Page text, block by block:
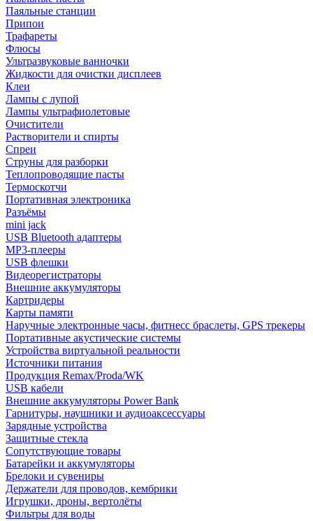
Паяльные станции
Припои
Трафареты
Флюсы
Ультразвуковые ванночки
Жидкости для очистки дисплеев
Клеи
Лампы с лупой
Лампы ультрафиолетовые
Очистители
Растворители и спирты
Спреи
Струны для разборки
Теплопроводящие пасты
Термоскотчи
Портативная электроника
Разъёмы
mini jack
USB Bluetooth адаптеры
MP3-плееры
USB флешки
Видеорегистраторы
Внешние аккумуляторы
Картридеры
Карты памяти
Наручные электронные часы, фитнесс браслеты, GPS трекеры
Портативные акустические системы
Устройства виртуальной реальности
Источники питания
Продукция Remax/Proda/WK
USB кабели
Внешние аккумуляторы Power Bank
Гарнитуры, наушники и аудиоаксессуары
Зарядные устройства
Защитные стекла
Сопутствующие товары
Батарейки и аккумуляторы
Брелоки и сувениры
Держатели для проводов, кембрики
Игрушки, дроны, вертолёты
Фильтры для воды